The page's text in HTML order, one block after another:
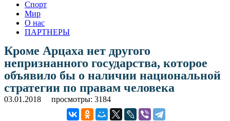
Спорт
Мир
О нас
ПАРТНЕРЫ
Кроме Арцаха нет другого
непризнанного государства, которое
объявило бы о наличии национальной
стратегии по правам человека
03.01.2018 просмотры: 3184